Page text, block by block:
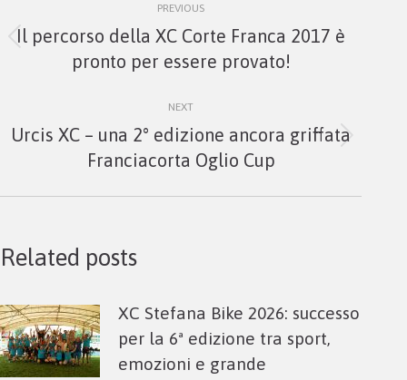
navigation
PREVIOUS
Previous
post:
Il percorso della XC Corte Franca 2017 è
pronto per essere provato!
NEXT
Next
post:
Urcis XC – una 2° edizione ancora griffata
Franciacorta Oglio Cup
Related posts
XC Stefana Bike 2026: successo
per la 6ª edizione tra sport,
emozioni e grande